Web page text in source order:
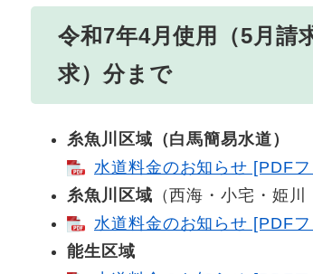
令和7年4月使用（5月請
求）分まで
糸魚川区域（白馬簡易水道）
水道料金のお知らせ [PDF
糸魚川区域 （西海・小宅・姫川
水道料金のお知らせ [PDF
能生区域